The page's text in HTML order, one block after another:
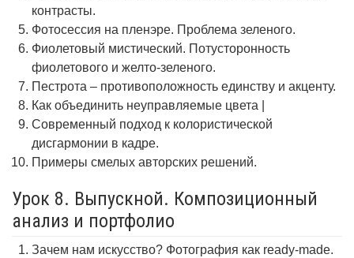
контрасты.
Фотосессия на пленэре. Проблема зеленого.
Фиолетовый мистический. Потусторонность
фиолетового и желто-зеленого.
Пестрота – противоположность единству и акценту.
Как объединить неуправляемые цвета |
Современный подход к колористической
дисгармонии в кадре.
Примеры смелых авторских решений.
Урок 8. Выпускной. Композиционный
анализ и портфолио
Зачем нам искусство? Фотография как ready-made.